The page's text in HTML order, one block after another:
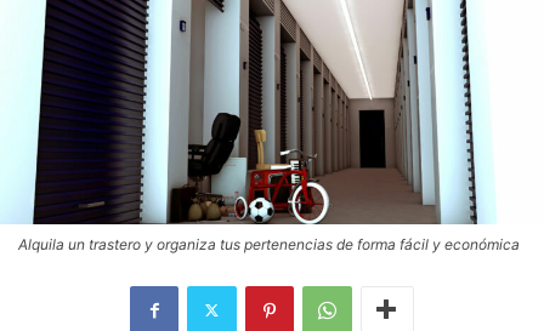
Alquila un trastero y organiza tus pertenencias de forma fácil y económica